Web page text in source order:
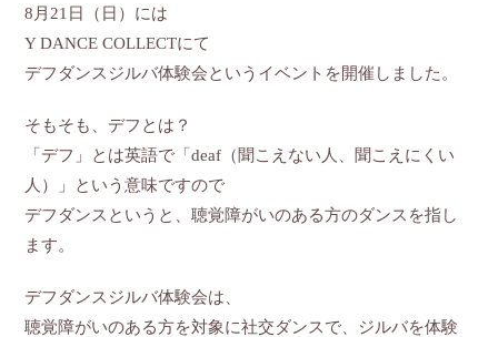
8月21日（日）には
Y DANCE COLLECTにて
デフダンスジルバ体験会というイベントを開催しました。
そもそも、デフとは？
「デフ」とは英語で「deaf（聞こえない人、聞こえにくい
人）」という意味ですので
デフダンスというと、聴覚障がいのある方のダンスを指し
ます。
デフダンスジルバ体験会は、
聴覚障がいのある方を対象に社交ダンスで、ジルバを体験